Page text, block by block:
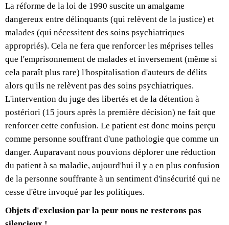
La réforme de la loi de 1990 suscite un amalgame
dangereux entre délinquants (qui relèvent de la justice) et
malades (qui nécessitent des soins psychiatriques
appropriés). Cela ne fera que renforcer les méprises telles
que l'emprisonnement de malades et inversement (même si
cela paraît plus rare) l'hospitalisation d'auteurs de délits
alors qu'ils ne relèvent pas des soins psychiatriques.
L'intervention du juge des libertés et de la détention à
postériori (15 jours après la première décision) ne fait que
renforcer cette confusion. Le patient est donc moins perçu
comme personne souffrant d'une pathologie que comme un
danger. Auparavant nous pouvions déplorer une réduction
du patient à sa maladie, aujourd'hui il y a en plus confusion
de la personne souffrante à un sentiment d'insécurité qui ne
cesse d'être invoqué par les politiques.
Objets d'exclusion par la peur nous ne resterons pas